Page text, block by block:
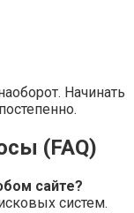
Начинать
(FAQ)
сайте?
систем.